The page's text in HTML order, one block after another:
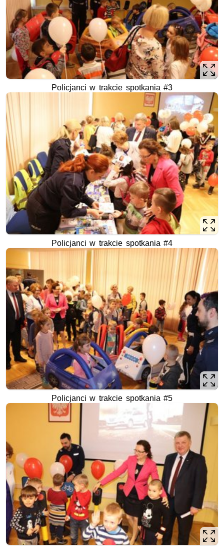
Policjanci w trakcie spotkania #3
Policjanci w trakcie spotkania #4
Policjanci w trakcie spotkania #5